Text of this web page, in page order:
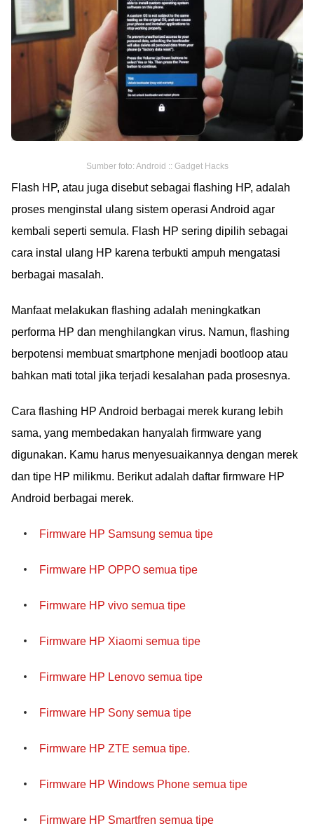
Sumber foto: Android :: Gadget Hacks
Flash HP, atau juga disebut sebagai flashing HP, adalah
proses menginstal ulang sistem operasi Android agar
kembali seperti semula. Flash HP sering dipilih sebagai
cara instal ulang HP karena terbukti ampuh mengatasi
berbagai masalah.
Manfaat melakukan flashing adalah meningkatkan
performa HP dan menghilangkan virus. Namun, flashing
berpotensi membuat smartphone menjadi bootloop atau
bahkan mati total jika terjadi kesalahan pada prosesnya.
Cara flashing HP Android berbagai merek kurang lebih
sama, yang membedakan hanyalah firmware yang
digunakan. Kamu harus menyesuaikannya dengan merek
dan tipe HP milikmu. Berikut adalah daftar firmware HP
Android berbagai merek.
Firmware HP Samsung semua tipe
Firmware HP OPPO semua tipe
Firmware HP vivo semua tipe
Firmware HP Xiaomi semua tipe
Firmware HP Lenovo semua tipe
Firmware HP Sony semua tipe
Firmware HP ZTE semua tipe.
Firmware HP Windows Phone semua tipe
Firmware HP Smartfren semua tipe